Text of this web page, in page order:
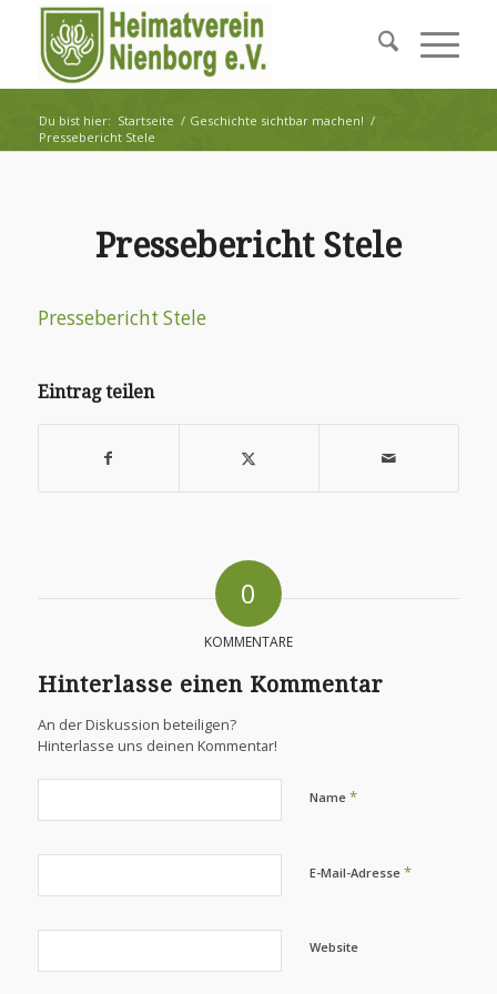
Du bist hier: Startseite / Geschichte sichtbar machen! /
Pressebericht Stele
Pressebericht Stele
Pressebericht Stele
Eintrag teilen
0
KOMMENTARE
Hinterlasse einen Kommentar
An der Diskussion beteiligen?
Hinterlasse uns deinen Kommentar!
Name *
E-Mail-Adresse *
Website